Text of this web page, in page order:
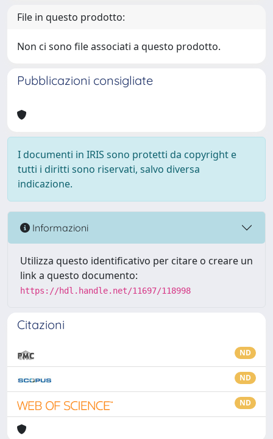
File in questo prodotto:
Non ci sono file associati a questo prodotto.
Pubblicazioni consigliate
I documenti in IRIS sono protetti da copyright e
tutti i diritti sono riservati, salvo diversa
indicazione.
Informazioni
Utilizza questo identificativo per citare o creare un
link a questo documento:
https://hdl.handle.net/11697/118998
Citazioni
ND
ND
ND